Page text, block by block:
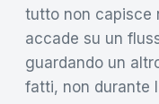
tutto non capisce
accade su un
guardando un
fatti, non durante